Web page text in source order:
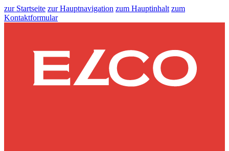
zur Startseite zur Hauptnavigation zum Hauptinhalt zum
Kontaktformular